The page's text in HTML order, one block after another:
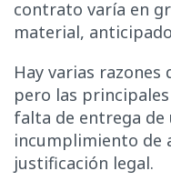
contrato varía en
material,
Hay varias razones
pero las
falta de entrega
incumplimiento de
justificación legal.